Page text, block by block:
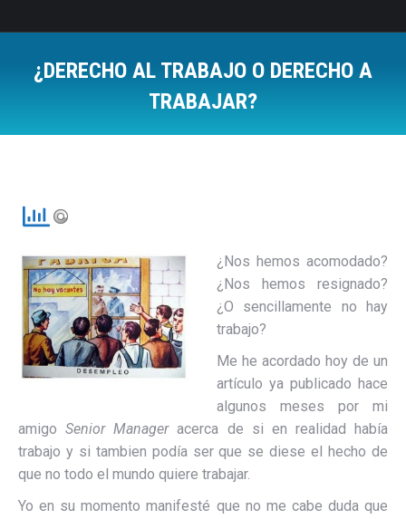
¿DERECHO AL TRABAJO O DERECHO A
TRABAJAR?
¿Nos hemos acomodado?
¿Nos hemos resignado?
¿O sencillamente no hay
trabajo?
Me he acordado hoy de un
artículo ya publicado hace
algunos meses por mi
amigoSenior Manageracerca de si en realidad había
trabajo y si tambien podía ser que se diese el hecho de
que no todo el mundo quiere trabajar.
Yo en su momento manifesté que no me cabe duda que